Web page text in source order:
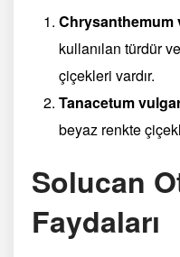
Chrysanthemum
kullanılan türdür
çiçekleri vardır.
Tanacetum
beyaz renkte
Solucan
Faydaları